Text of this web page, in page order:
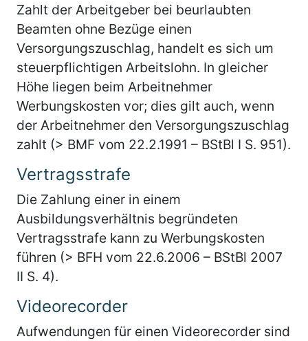
Zahlt der Arbeitgeber bei beurlaubten
Beamten ohne Bezüge einen
Versorgungszuschlag, handelt es sich um
steuerpflichtigen Arbeitslohn. In gleicher
Höhe liegen beim Arbeitnehmer
Werbungskosten vor; dies gilt auch, wenn
der Arbeitnehmer den Versorgungszuschlag
zahlt (> BMF vom 22.2.1991 – BStBl I S. 951).
Vertragsstrafe
Die Zahlung einer in einem
Ausbildungsverhältnis begründeten
Vertragsstrafe kann zu Werbungskosten
führen (> BFH vom 22.6.2006 – BStBl 2007
II S. 4).
Videorecorder
Aufwendungen für einen Videorecorder sind